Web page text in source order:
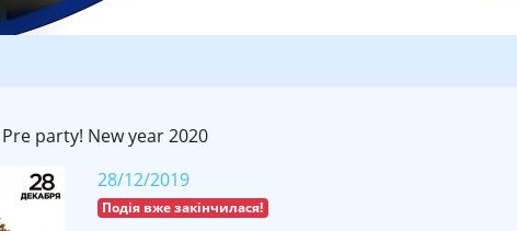
Pre party! New year 2020
28/12/2019
Подія вже закінчилася!